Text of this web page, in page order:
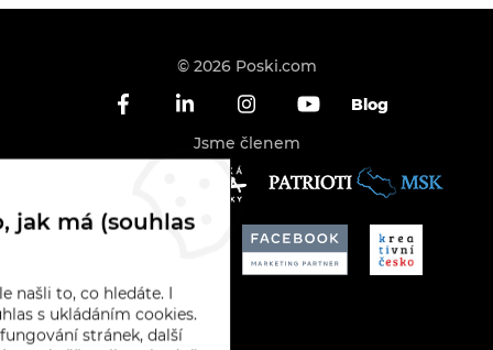
© 2026 Poski.com
Blog
Jsme členem
jak má (souhlas
našli to, co hledáte. I
s ukládáním cookies.
stránek, další